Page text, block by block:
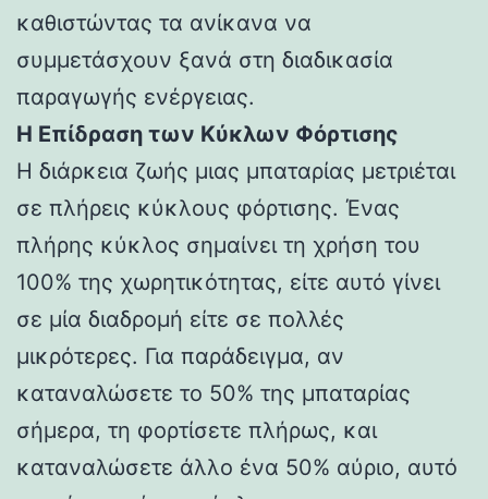
καθιστώντας τα ανίκανα να
συμμετάσχουν ξανά στη διαδικασία
παραγωγής ενέργειας.
Η Επίδραση των Κύκλων Φόρτισης
Η διάρκεια ζωής μιας μπαταρίας μετριέται
σε πλήρεις κύκλους φόρτισης. Ένας
πλήρης κύκλος σημαίνει τη χρήση του
100% της χωρητικότητας, είτε αυτό γίνει
σε μία διαδρομή είτε σε πολλές
μικρότερες. Για παράδειγμα, αν
καταναλώσετε το 50% της μπαταρίας
σήμερα, τη φορτίσετε πλήρως, και
καταναλώσετε άλλο ένα 50% αύριο, αυτό